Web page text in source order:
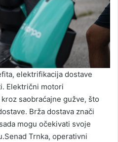
elektrifikacija dostave
Električni motori
saobraćajne gužve, što
Brža dostava znači
mogu očekivati svoje
Trnka, operativni